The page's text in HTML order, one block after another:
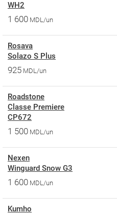
WH2
1 600 MDL/un
Rosava
Solazo S Plus
925 MDL/un
Roadstone
Classe Premiere
CP672
1 500 MDL/un
Nexen
Winguard Snow G3
1 600 MDL/un
Kumho